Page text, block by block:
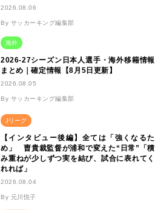
2026.08.06
By サッカーキング編集部
海外
2026-27シーズン日本人選手・海外移籍情報
まとめ｜確定情報【8月5日更新】
2026.08.05
By サッカーキング編集部
Jリーグ
【インタビュー後編】全ては「強くなるた
め」 曺貴裁監督が浦和で変えた“日常”「積
み重ねが少しずつ実を結び、試合に表れてく
れれば」
2026.08.04
By 元川悦子